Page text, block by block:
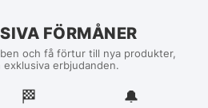
FÖRMÅNER
och få förtur till nya produkter,
erbjudanden.
🏁︎ 🔔